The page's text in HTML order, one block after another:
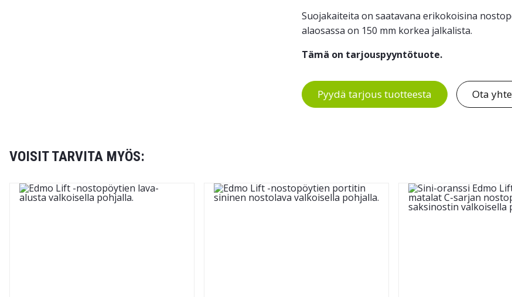
Suojakaiteita on saatavana erikokoisina
alaosassa on 150 mm korkea jalkalista.
Tämä on tarjouspyyntötuote.
Pyydä tarjous tuotteesta Ota
VOISIT TARVITA MYÖS: